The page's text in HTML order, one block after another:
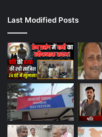
Last Modified Posts